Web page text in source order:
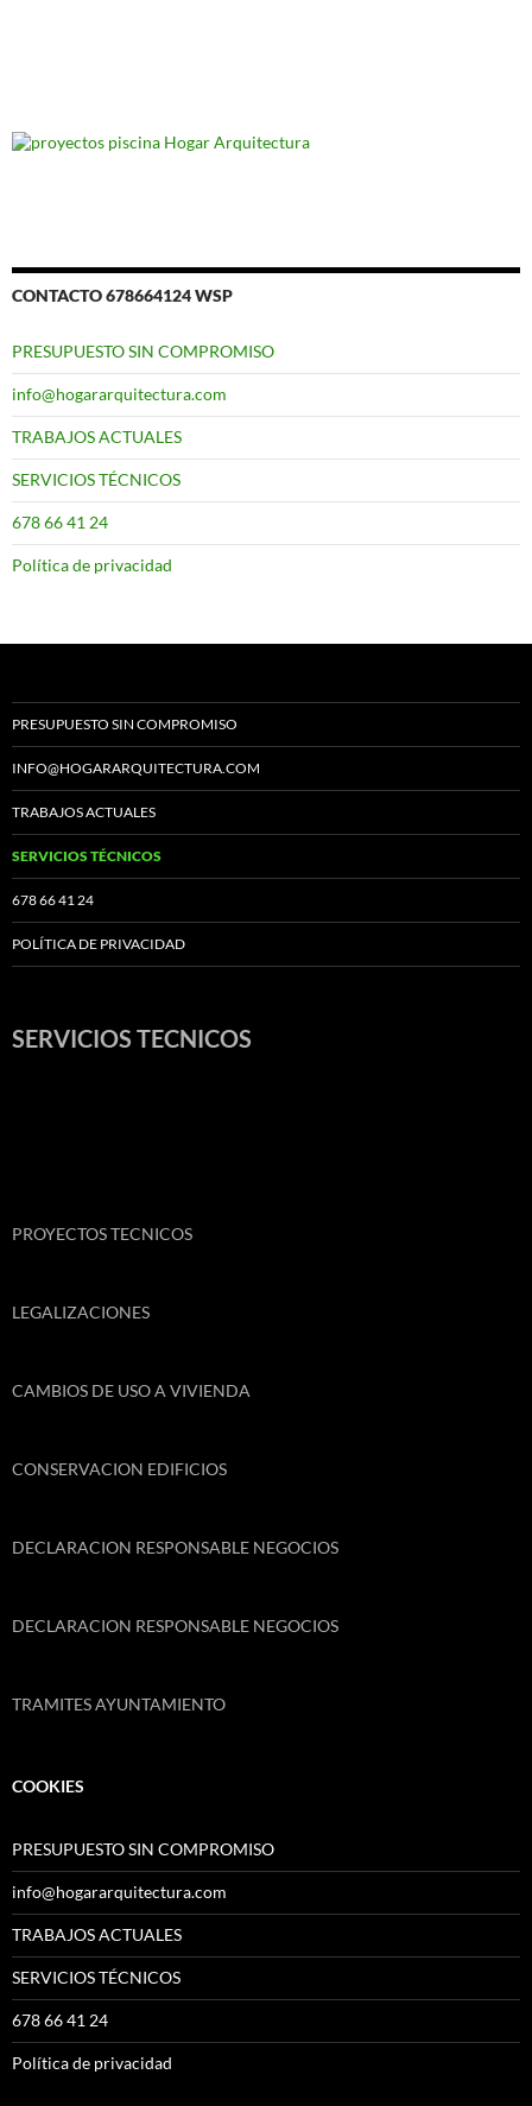
CONTACTO 678664124 WSP
PRESUPUESTO SIN COMPROMISO
info@hogararquitectura.com
TRABAJOS ACTUALES
SERVICIOS TÉCNICOS
678 66 41 24
Política de privacidad
PRESUPUESTO SIN COMPROMISO
INFO@HOGARARQUITECTURA.COM
TRABAJOS ACTUALES
SERVICIOS TÉCNICOS
678 66 41 24
POLÍTICA DE PRIVACIDAD
SERVICIOS TECNICOS
PROYECTOS TECNICOS
LEGALIZACIONES
CAMBIOS DE USO A VIVIENDA
CONSERVACION EDIFICIOS
DECLARACION RESPONSABLE NEGOCIOS
DECLARACION RESPONSABLE NEGOCIOS
TRAMITES AYUNTAMIENTO
COOKIES
PRESUPUESTO SIN COMPROMISO
info@hogararquitectura.com
TRABAJOS ACTUALES
SERVICIOS TÉCNICOS
678 66 41 24
Política de privacidad